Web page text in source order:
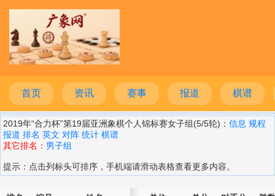
首页 资讯 赛事 报道 棋谱
2019年“合力杯”第19届亚洲象棋个人锦标赛女子组(5/5轮)： 信息 规程
报道 排名 英文 对阵 统计 棋谱
其它排名： 男子组
提示：点击列标头可排序，手机端请滑动表格查看更多内容。